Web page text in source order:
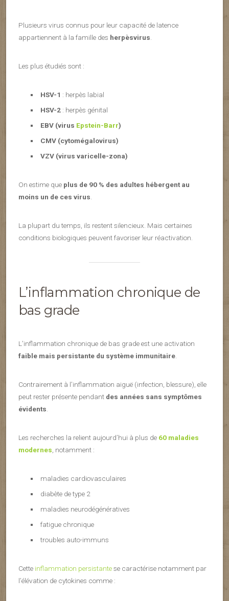
Plusieurs virus connus pour leur capacité de latence
appartiennent à la famille des herpèsvirus
Les plus étudiés sont :
HSV-1 : herpès labial
HSV-2: herpès génital
EBV (virus Epstein-Barr)
CMV (cytomégalovirus)
VZV (virus varicelle-zona)
On estime que plus de 90 % des adultes hébergent au
moins un de ces virus
La plupart du temps, ils restent silencieux. Mais certaines
conditions biologiques peuvent favoriser leur réactivation.
L’inflammation chronique de
bas grade
L’inflammation chronique de bas grade est une activation
faible mais persistante du système immunitaire
Contrairement à l’inflammation aiguë (infection, blessure), elle
peut rester présente pendant des années sans symptômes
évidents
Les recherches la relient aujourd’hui à plus de 60 maladies
modernes , notamment :
maladies cardiovasculaires
diabète de type 2
maladies neurodégénératives
fatigue chronique
troubles auto-immuns
Cette inflammation persistantese caractérise notamment par
l’élévation de cytokines comme :